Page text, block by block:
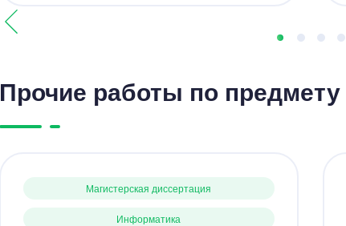
Прочие работы по предмету
Магистерская диссертация
Информатика